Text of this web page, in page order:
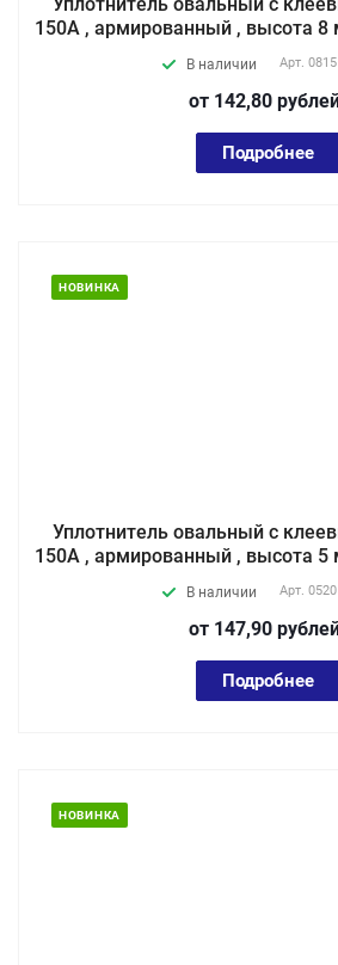
150A , армированный , высота
В наличии Арт.
от 142,80 руб
Подробнее
НОВИНКА
Уплотнитель овальный с
150A , армированный , высота
В наличии Арт.
от 147,90 руб
Подробнее
НОВИНКА